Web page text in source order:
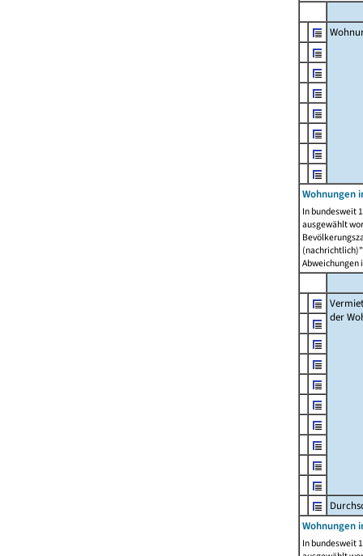
Wohnungen
In bundesweit
ausgewählt
Abweichungen
der
Wohnungen
In bundesweit